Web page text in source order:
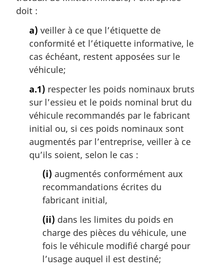
doit :
a) veiller à ce que l’étiquette de
conformité et l’étiquette informative, le
cas échéant, restent apposées sur le
véhicule;
a.1) respecter les poids nominaux bruts
sur l’essieu et le poids nominal brut du
véhicule recommandés par le fabricant
initial ou, si ces poids nominaux sont
augmentés par l’entreprise, veiller à ce
qu’ils soient, selon le cas :
(i) augmentés conformément aux
recommandations écrites du
fabricant initial,
(ii) dans les limites du poids en
charge des pièces du véhicule, une
fois le véhicule modifié chargé pour
l’usage auquel il est destiné;